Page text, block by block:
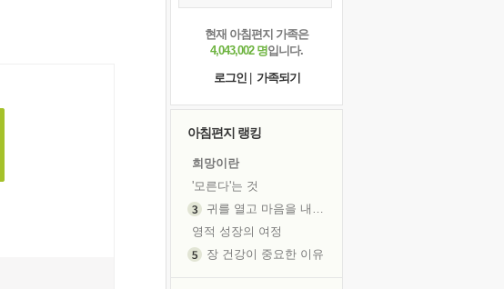
현재 아침편지 가족은
4,043,002 명입니다.
로그인
가족되기
아침편지 랭킹
희망이란
'모른다'는 것
귀를 열고 마음을 내어주고
영적 성장의 여정
장 건강이 중요한 이유